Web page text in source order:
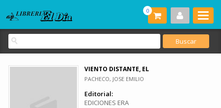
0
VIENTO DISTANTE, EL
PACHECO, JOSE EMILIO
Editorial:
EDICIONES ERA